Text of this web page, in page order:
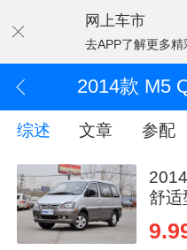
网上车市
去APP了解更多精
综述 文章 参配
舒适